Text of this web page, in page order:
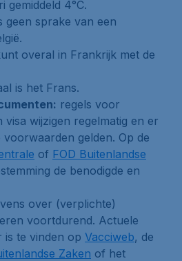
gemiddeld 4°C.
geen sprake van een
overal in Frankrijk met de
is het Frans.
regels voor
visa wijzigen regelmatig en er
gelden. Op de
of FOD Buitenlandse
de benodigde en
over (verplichte)
voortdurend. Actuele
is te vinden op Vacciweb, de
Zaken of het